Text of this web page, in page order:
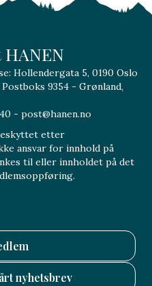
Hollendergata 5, 0190 Oslo
9354 - Grønland,
- post@hanen.no
etter
ansvar for innhold på
til eller innholdet på det
nyhetsbrev